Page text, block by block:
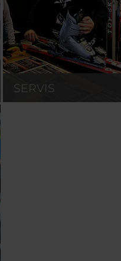
SERVIS